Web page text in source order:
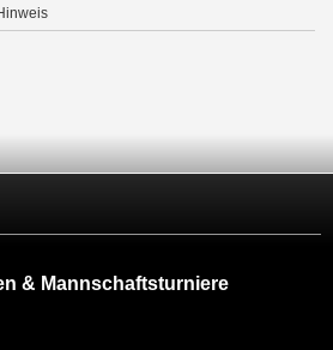
& Mannschaftsturniere